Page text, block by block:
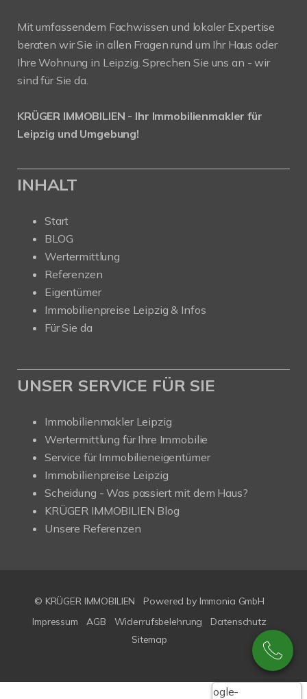
Mit umfassendem Fachwissen und lokaler Expertise
beraten wir Sie in allen Fragen rund um Ihr Haus oder
Ihre Wohnung in Leipzig. Sprechen Sie uns an - wir
sind für Sie da.
KRÜGER IMMOBILIEN - Ihr Immobilienmakler für
Leipzig und Umgebung!
INHALT
Start
BLOG
Wertermittlung
Referenzen
Eigentümer
Immobilienpreise Leipzig & Infos
Für Sie da
UNSER SERVICE FÜR SIE
Immobilienmakler Leipzig
Wertermittlung für Ihre Immobilie
Service für Immobilieneigentümer
Immobilienpreise Leipzig
Scheidung - Was passiert mit dem Haus?
KRÜGER IMMOBILIEN Blog
Unsere Referenzen
© KRÜGER IMMOBILIEN
Powered by Immonia GmbH
Impressum
AGB Widerrufsbelehrung
Datenschutz
Sitemap
Google-